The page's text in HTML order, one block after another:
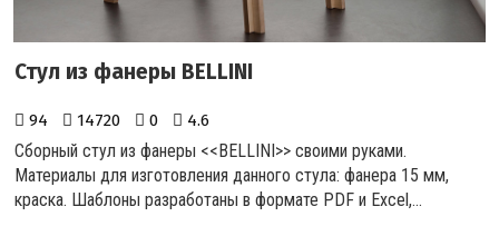
Стул из фанеры BELLINI
94 14720 0 4.6
Сборный стул из фанеры <<BELLINI>> своими руками.
Материалы для изготовления данного стула: фанера 15 мм,
краска. Шаблоны разработаны в формате PDF и Excel,...